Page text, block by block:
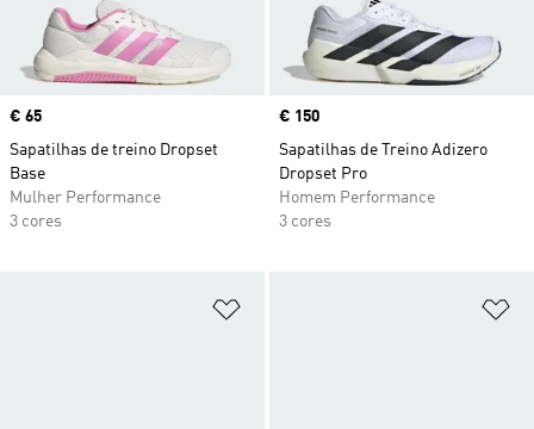
Price
€ 65
Sapatilhas de treino Dropset
Base
Mulher Performance
3 cores
Price
€ 150
Sapatilhas de Treino Adizero
Dropset Pro
Homem Performance
3 cores